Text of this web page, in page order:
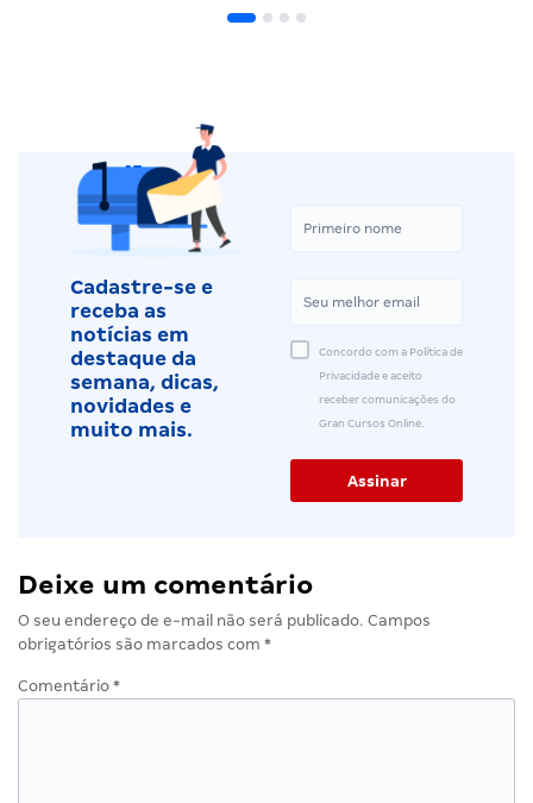
Cadastre-se e
receba as
notícias em
destaque da
semana, dicas,
novidades e
muito mais.
Concordo com a Política de
Privacidade e aceito
receber comunicações do
Gran Cursos Online.
Deixe um comentário
O seu endereço de e-mail não será publicado. Campos
obrigatórios são marcados com *
Comentário *